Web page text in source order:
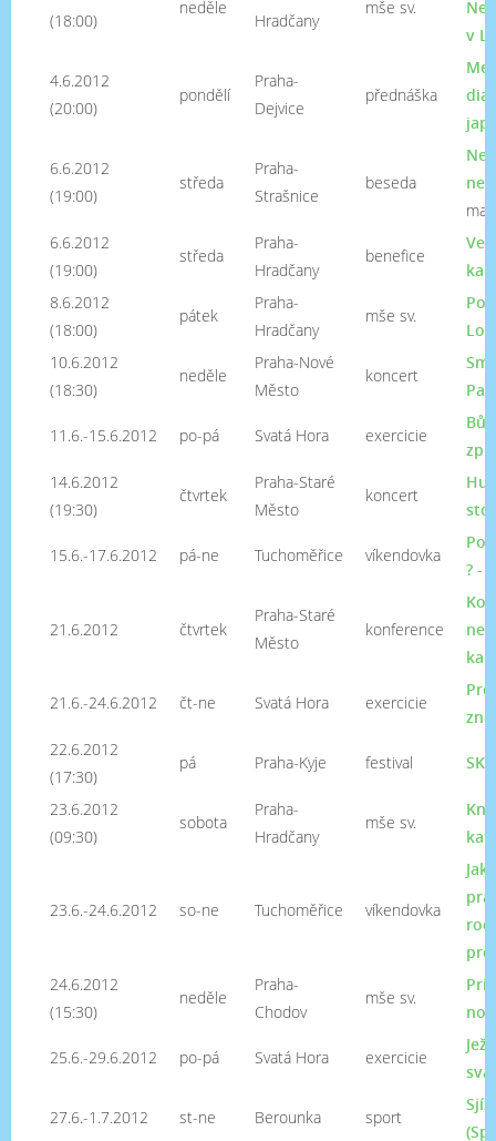
(18:00)
neděle
Hradčany
mše sv.
v
4.6.2012
(20:00)
pondělí
Praha-
Dejvice
přednáška
6.6.2012
(19:00)
středa
Praha-
Strašnice
beseda
6.6.2012
(19:00)
středa
Praha-
Hradčany
benefice
8.6.2012
(18:00)
pátek
Praha-
Hradčany
mše sv.
10.6.2012
(18:30)
neděle
Praha-Nové
Město
koncert
11.6.-15.6.2012 po-pá Svatá Hora exercicie
14.6.2012
(19:30)
čtvrtek
Praha-Staré
Město
koncert
15.6.-17.6.2012 pá-ne Tuchoměřice víkendovka
? -
21.6.2012 čtvrtek
Praha-Staré
Město
konference
21.6.-24.6.2012 čt-ne Svatá Hora exercicie
22.6.2012
(17:30)
pá Praha-Kyje festival
23.6.2012
(09:30)
sobota
Praha-
Hradčany
mše sv.
23.6.-24.6.2012 so-ne Tuchoměřice víkendovka
24.6.2012
(15:30)
neděle
Praha-
Chodov
mše sv.
25.6.-29.6.2012 po-pá Svatá Hora exercicie
27.6.-1.7.2012 st-ne Berounka sport